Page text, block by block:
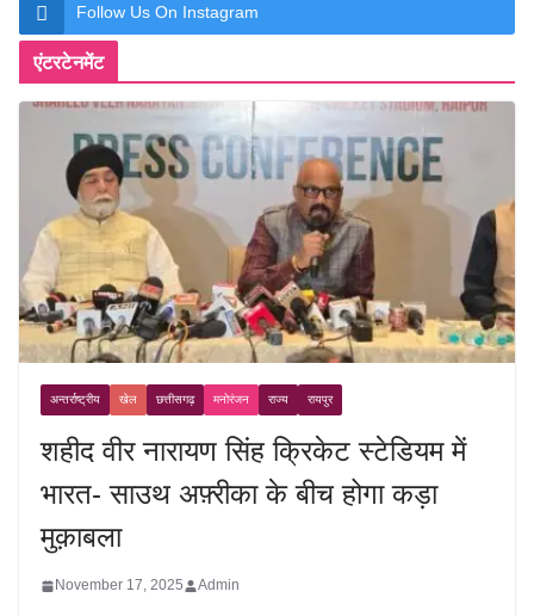
Follow Us On Instagram
एंटरटेनमेंट
अन्तर्राष्ट्रीय खेल छत्तीसगढ़ मनोरंजन राज्य रायपुर
शहीद वीर नारायण सिंह क्रिकेट स्टेडियम में
भारत- साउथ अफ़्रीका के बीच होगा कड़ा
मुक़ाबला
November 17, 2025 Admin